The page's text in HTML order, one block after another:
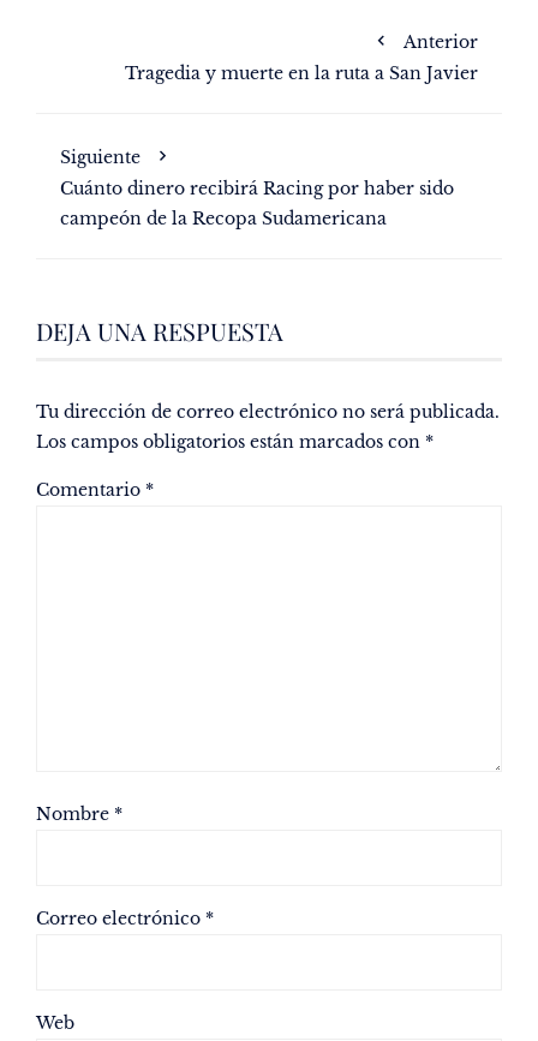
Anterior
Tragedia y muerte en la ruta a San Javier
Siguiente
Cuánto dinero recibirá Racing por haber sido
campeón de la Recopa Sudamericana
DEJA UNA RESPUESTA
Tu dirección de correo electrónico no será publicada.
Los campos obligatorios están marcados con *
Comentario *
Nombre *
Correo electrónico *
Web